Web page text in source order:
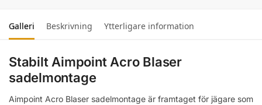
Galleri Beskrivning Ytterligare information
Stabilt Aimpoint Acro Blaser
sadelmontage
Aimpoint Acro Blaser sadelmontage är framtaget för jägare som